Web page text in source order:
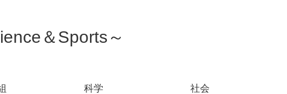
＆Sports～
科学 社会